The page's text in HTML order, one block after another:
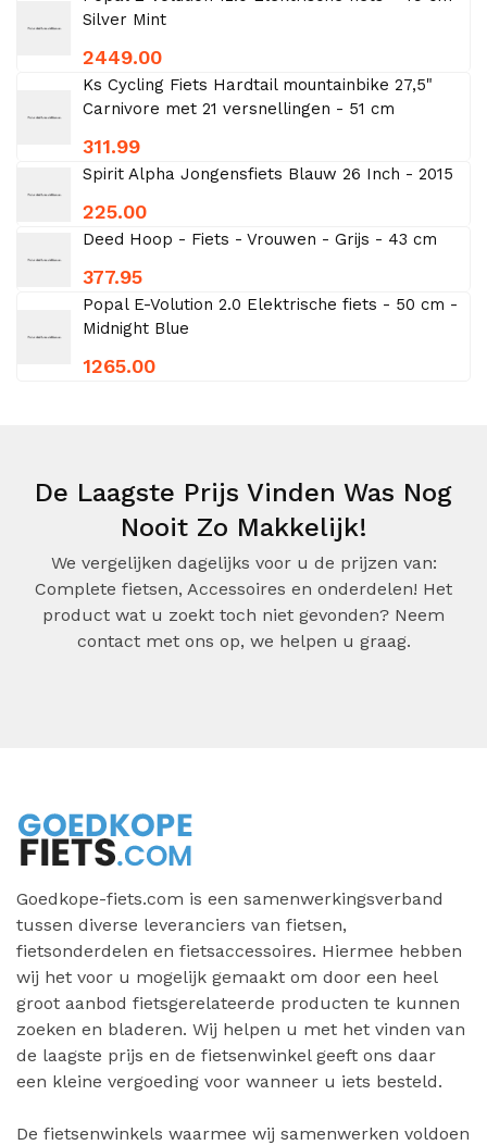
Silver Mint
2449.00
Ks Cycling Fiets Hardtail mountainbike 27,5"
Carnivore met 21 versnellingen - 51 cm
311.99
Spirit Alpha Jongensfiets Blauw 26 Inch - 2015
225.00
Deed Hoop - Fiets - Vrouwen - Grijs - 43 cm
377.95
Popal E-Volution 2.0 Elektrische fiets - 50 cm -
Midnight Blue
1265.00
De Laagste Prijs Vinden Was Nog
Nooit Zo Makkelijk!
We vergelijken dagelijks voor u de prijzen van:
Complete fietsen, Accessoires en onderdelen! Het
product wat u zoekt toch niet gevonden? Neem
contact met ons op, we helpen u graag.
Goedkope-fiets.com is een samenwerkingsverband
tussen diverse leveranciers van fietsen,
fietsonderdelen en fietsaccessoires. Hiermee hebben
wij het voor u mogelijk gemaakt om door een heel
groot aanbod fietsgerelateerde producten te kunnen
zoeken en bladeren. Wij helpen u met het vinden van
de laagste prijs en de fietsenwinkel geeft ons daar
een kleine vergoeding voor wanneer u iets besteld.
De fietsenwinkels waarmee wij samenwerken voldoen